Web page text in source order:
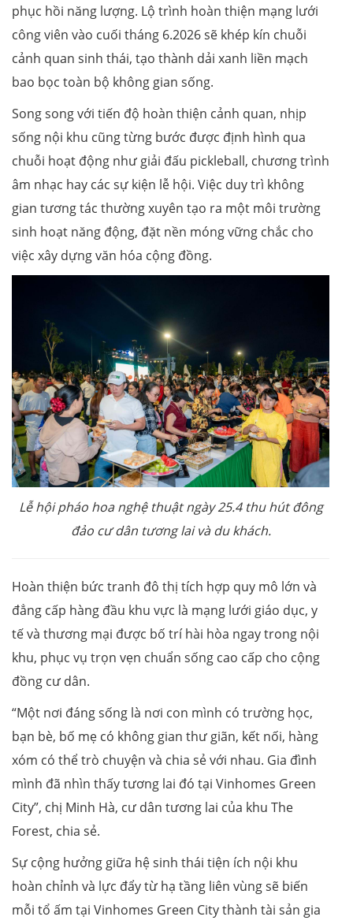
phục hồi năng lượng. Lộ trình hoàn thiện mạng lưới
công viên vào cuối tháng 6.2026 sẽ khép kín chuỗi
cảnh quan sinh thái, tạo thành dải xanh liền mạch
bao bọc toàn bộ không gian sống.
Song song với tiến độ hoàn thiện cảnh quan, nhịp
sống nội khu cũng từng bước được định hình qua
chuỗi hoạt động như giải đấu pickleball, chương trình
âm nhạc hay các sự kiện lễ hội. Việc duy trì không
gian tương tác thường xuyên tạo ra một môi trường
sinh hoạt năng động, đặt nền móng vững chắc cho
việc xây dựng văn hóa cộng đồng.
Lễ hội pháo hoa nghệ thuật ngày 25.4 thu hút đông
đảo cư dân tương lai và du khách.
Hoàn thiện bức tranh đô thị tích hợp quy mô lớn và
đẳng cấp hàng đầu khu vực là mạng lưới giáo dục, y
tế và thương mại được bố trí hài hòa ngay trong nội
khu, phục vụ trọn vẹn chuẩn sống cao cấp cho cộng
đồng cư dân.
“Một nơi đáng sống là nơi con mình có trường học,
bạn bè, bố mẹ có không gian thư giãn, kết nối, hàng
xóm có thể trò chuyện và chia sẻ với nhau. Gia đình
mình đã nhìn thấy tương lai đó tại Vinhomes Green
City”, chị Minh Hà, cư dân tương lai của khu The
Forest, chia sẻ.
Sự cộng hưởng giữa hệ sinh thái tiện ích nội khu
hoàn chỉnh và lực đẩy từ hạ tầng liên vùng sẽ biến
mỗi tổ ấm tại Vinhomes Green City thành tài sản gia